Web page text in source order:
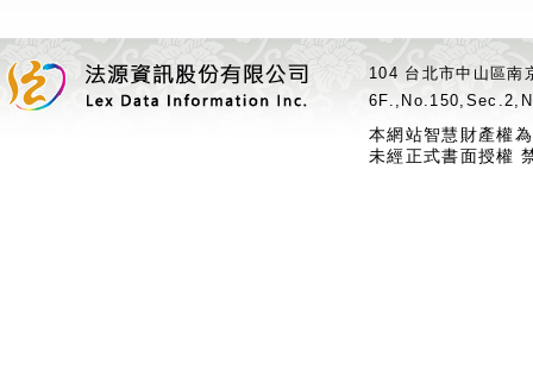
104 台北市中山區
本網站智慧財產權
未經正式書面授權